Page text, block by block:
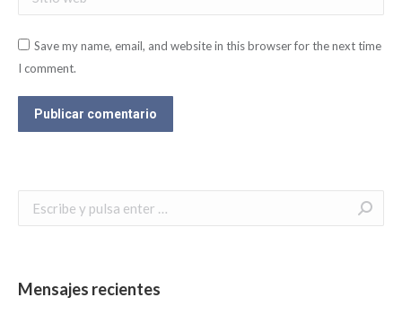
Save my name, email, and website in this browser for the next time
I comment.
Publicar comentario
Mensajes recientes